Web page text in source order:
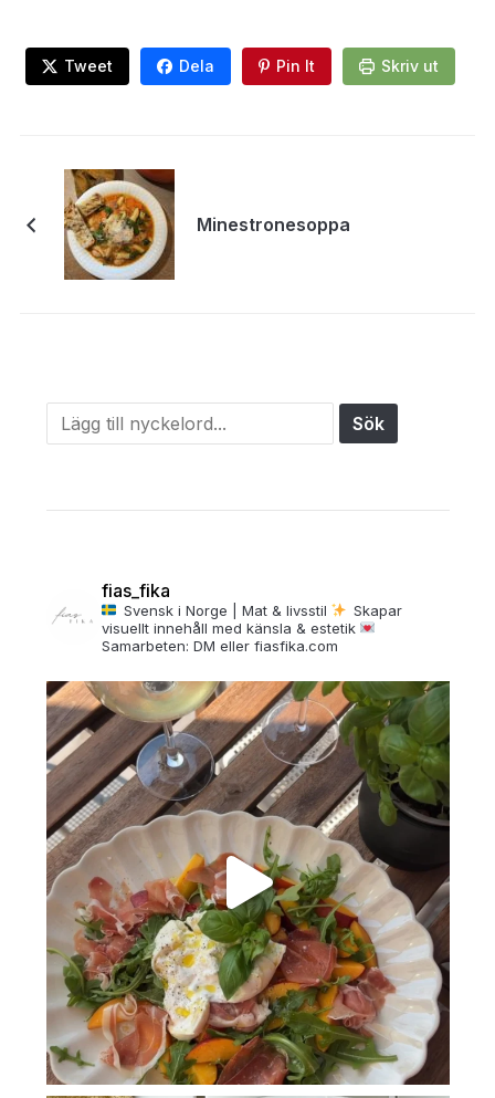
Tweet Dela Pin It Skriv ut
Minestronesoppa
fias_fika
Svensk i Norge | Mat & livsstil
Skapar
visuellt innehåll med känsla & estetik
Samarbeten: DM eller fiasfika.com